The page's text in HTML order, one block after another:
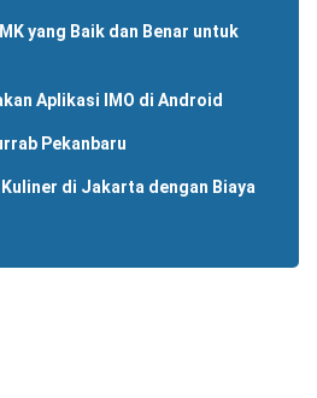
yang Baik dan Benar untuk
Aplikasi IMO di Android
Pekanbaru
di Jakarta dengan Biaya